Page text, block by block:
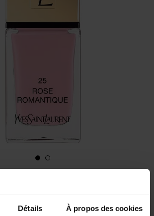
Détails À propos des cookies